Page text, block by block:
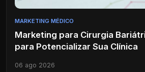
MARKETING MÉDICO
Marketing para Cirurgia
para Potencializar Sua Clínica
06 ago 2026